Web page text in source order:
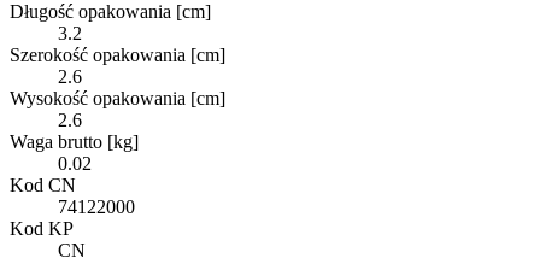
Długość opakowania [cm]
3.2
Szerokość opakowania [cm]
2.6
Wysokość opakowania [cm]
2.6
Waga brutto [kg]
0.02
Kod CN
74122000
Kod KP
CN